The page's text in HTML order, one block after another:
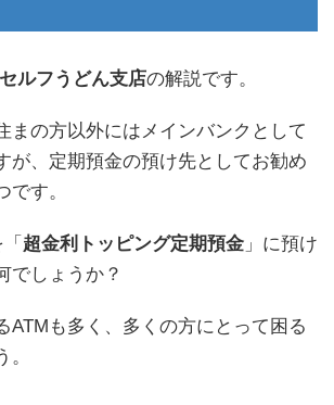
ルフうどん支店の解説です。
まの方以外にはメインバンクとして
が、定期預金の預け先としてお勧め
です。
超金利トッピング定期預金 」に預け
でしょうか？
ATMも多く、多くの方にとって困る